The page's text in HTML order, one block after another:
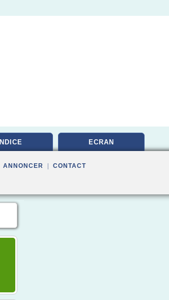
INDICE ECRAN
ANNONCER CONTACT